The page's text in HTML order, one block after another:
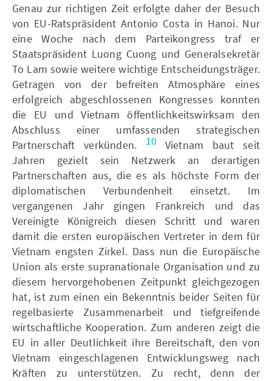
Genau zur richtigen Zeit erfolgte daher der Besuch
von EU-Ratspräsident Antonio Costa in Hanoi. Nur
eine Woche nach dem Parteikongress traf er
Staatspräsident Luong Cuong und Generalsekretär
To Lam sowie weitere wichtige Entscheidungsträger.
Getragen von der befreiten Atmosphäre eines
erfolgreich abgeschlossenen Kongresses konnten
die EU und Vietnam öffentlichkeitswirksam den
Abschluss einer umfassenden strategischen
Partnerschaft verkünden. 10
Vietnam baut seit
Jahren gezielt sein Netzwerk an derartigen
Partnerschaften aus, die es als höchste Form der
diplomatischen Verbundenheit einsetzt. Im
vergangenen Jahr gingen Frankreich und das
Vereinigte Königreich diesen Schritt und waren
damit die ersten europäischen Vertreter in dem für
Vietnam engsten Zirkel. Dass nun die Europäische
Union als erste supranationale Organisation und zu
diesem hervorgehobenen Zeitpunkt gleichgezogen
hat, ist zum einen ein Bekenntnis beider Seiten für
regelbasierte Zusammenarbeit und tiefgreifende
wirtschaftliche Kooperation. Zum anderen zeigt die
EU in aller Deutlichkeit ihre Bereitschaft, den von
Vietnam eingeschlagenen Entwicklungsweg nach
Kräften zu unterstützen. Zu recht, denn der